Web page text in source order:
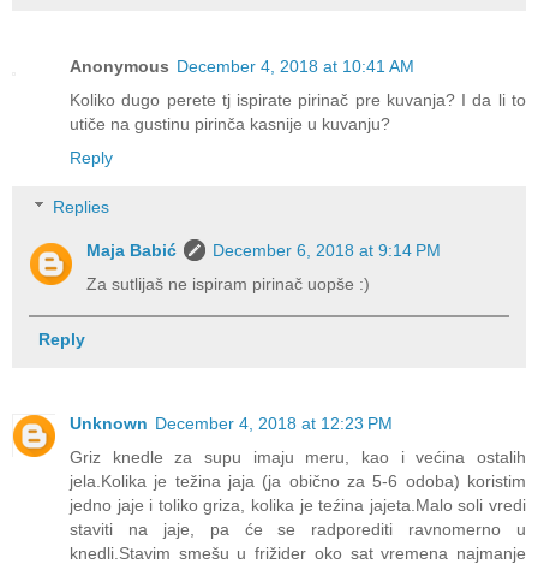
Anonymous December 4, 2018 at 10:41 AM
Koliko dugo perete tj ispirate pirinač pre kuvanja? I da li to
utiče na gustinu pirinča kasnije u kuvanju?
Reply
Replies
Maja Babić
December 6, 2018 at 9:14 PM
Za sutlijaš ne ispiram pirinač uopše :)
Reply
Unknown December 4, 2018 at 12:23 PM
Griz knedle za supu imaju meru, kao i većina ostalih
jela.Kolika je težina jaja (ja obično za 5-6 odoba) koristim
jedno jaje i toliko griza, kolika je teźina jajeta.Malo soli vredi
staviti na jaje, pa će se radporediti ravnomerno u
knedli.Stavim smešu u frižider oko sat vremena najmanje